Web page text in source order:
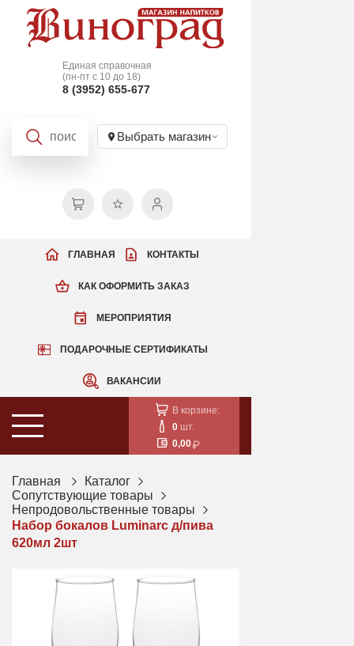
Единая справочная
(пн-пт с 10 до 18)
8 (3952) 655-677
Выбрать магазин
КАК ОФОРМИТЬ ЗАКАЗ
МЕРОПРИЯТИЯ
ПОДАРОЧНЫЕ СЕРТИФИКАТЫ
ВАКАНСИИ
ГЛАВНАЯ КОНТАКТЫ
В корзине:
0 шт.
0,00
Главная
Каталог
Сопутствующие товары
Непродовольственные товары
Набор бокалов Luminarc д/пива
620мл 2шт